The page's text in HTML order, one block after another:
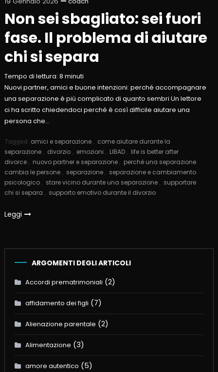
Non sei sbagliato: sei fuori
fase. Il problema di aiutare
chi si separa
Tempo di lettura: 8 minuti
Nuovi partner, amici e buone intenzioni: perché accompagnare
una separazione è più complicato di quanto sembri Un lettore
ci ha scritto chiedendoci perché è così difficile aiutare una
persona che…
Tagged amici e separazione , come aiutare durante la
separazione , divorzio , emozioni , LIBAD , life is better after
divorce , nuovo partner e separazione , perché una separazione
cambia le persone , separazione , separazione e cambiamento
psicologico , stare vicino durante una separazione , supportare
chi si separa , supporto emotivo durante il divorzio
Leggi
ARGOMENTI DEGLI ARTICOLI
Accordi prematrimoniali (2)
affidamento dei figli (7)
Alienazione parentale (2)
Alimentazione (3)
amore autentico (5)